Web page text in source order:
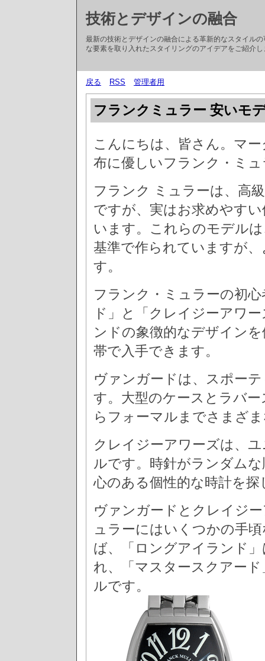
技術とデザインの融合
最新の技術とデザインの融合による革新的なスタイル
な要素を取り入れたスタイリングのアイデアをご紹介し
戻る RSS 管理者用
フランクミュラー 安いモ
こんにちは、皆さん。マ
布に優しいフランク・ミ
フランク ミュラーは、高
ですが、実はお求めやす
います。これらのモデル
基準で作られていますが
す。
フランク・ミュラーの初
ド」と「クレイジーアワ
ンドの象徴的なデザイン
帯で入手できます。
ヴァンガードは、スポー
す。大型のケースとラバ
らフォーマルまでさまざ
クレイジーアワーズは、
ルです。時針がランダム
心のある個性的な時計を
ヴァンガードとクレイジ
ュラーにはいくつかの手
ば、「ロングアイランド
れ、「マスタースクアー
ルです。